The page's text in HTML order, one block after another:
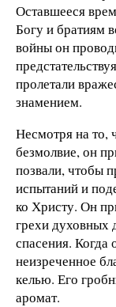
Оставшееся
Богу и братиям
войны он
пролетали
знамением.
Несмотря на то,
безмолвие, он
позвали, чтобы
испытаний и
ко Христу. Он
грехи духовных
спасения. Когда
неизреченное
келью. Его
аромат.